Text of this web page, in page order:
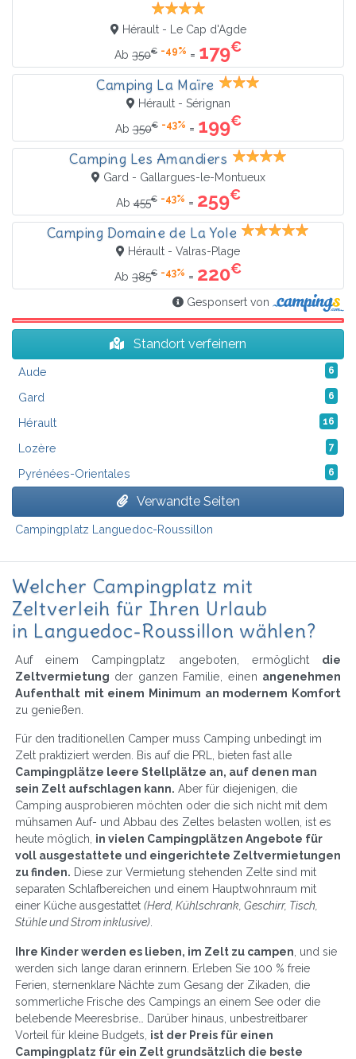
Hérault - Le Cap d'Agde
Ab 350€ -49% = 179€
Camping La Maïre
Hérault - Sérignan
Ab350€ -43% = 199€
Camping Les Amandiers
Gard - Gallargues-le-Montueux
Ab455€ -43% = 259€
Camping Domaine de La Yole
Hérault - Valras-Plage
Ab 385€ -43% = 220€
Gesponsert von
Standort verfeinern
Aude 6
Gard 6
Hérault 16
Lozère 7
Pyrénées-Orientales 6
Verwandte Seiten
Campingplatz Languedoc-Roussillon
Welcher Campingplatz mit
Zeltverleih für Ihren Urlaub
in Languedoc-Roussillon wählen?
Auf einem Campingplatz angeboten, ermöglicht die
Zeltvermietung der ganzen Familie, einen angenehmen
Aufenthalt mit einem Minimum an modernem Komfort
zu genießen.
Für den traditionellen Camper muss Camping unbedingt im
Zelt praktiziert werden. Bis auf die PRL, bieten fast alle
Campingplätze leere Stellplätze an, auf denen man
sein Zelt aufschlagen kann. Aber für diejenigen, die
Camping ausprobieren möchten oder die sich nicht mit dem
mühsamen Auf- und Abbau des Zeltes belasten wollen, ist es
heute möglich, in vielen Campingplätzen Angebote für
voll ausgestattete und eingerichtete Zeltvermietungen
zu finden. Diese zur Vermietung stehenden Zelte sind mit
separaten Schlafbereichen und einem Hauptwohnraum mit
einer Küche ausgestattet (Herd, Kühlschrank, Geschirr, Tisch,
Stühle und Strom inklusive).
Ihre Kinder werden es lieben, im Zelt zu campen, und sie
werden sich lange daran erinnern. Erleben Sie 100 % freie
Ferien, sternenklare Nächte zum Gesang der Zikaden, die
sommerliche Frische des Campings an einem See oder die
belebende Meeresbrise… Darüber hinaus, unbestreitbarer
Vorteil für kleine Budgets, ist der Preis für einen
Campingplatz für ein Zelt grundsätzlich die beste